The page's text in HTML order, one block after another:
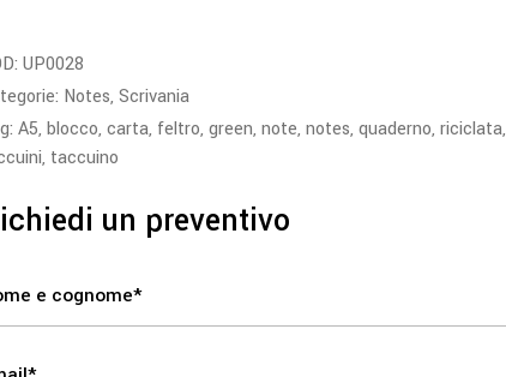
UP0028
Notes, Scrivania
A5, blocco, carta, feltro, green, note, notes, quaderno, riciclata,
, taccuino
un preventivo